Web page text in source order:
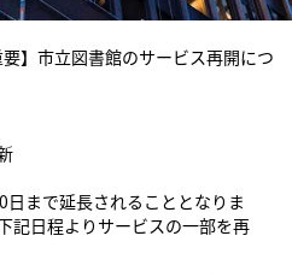
要】市立図書館のサービス再開につ
まで延長されることとなりま
記日程よりサービスの一部を再